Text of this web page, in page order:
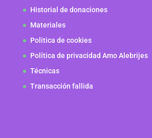
Historial de donaciones
Materiales
Politica de cookies
Política de privacidad Amo Alebrijes
Técnicas
Transacción fallida